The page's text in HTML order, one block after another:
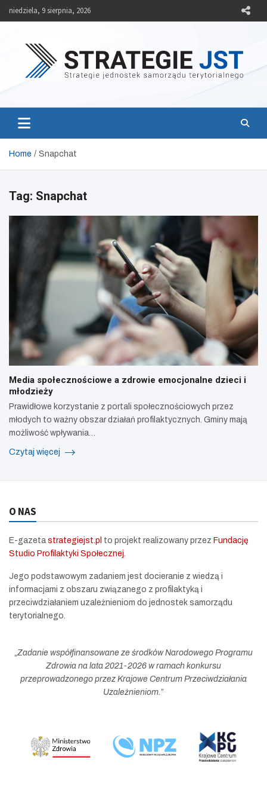
Skipniedziela, 9 sierpnia, 2026
Strategie JST
Home Snapchat
Tag: Snapchat
Media społecznościowe a zdrowie emocjonalne dzieci i
młodzieży
Prawidłowe korzystanie z portali społecznościowych przez
młodych to ważny obszar działań profilaktycznych. Gminy mają
możliwość wpływania…
Czytaj więcej
O NAS
E-gazeta strategiejst.pl to projekt realizowany przez Fundację
Studio Profilaktyki Społecznej
Jego podstawowym zadaniem jest docieranie z wiedzą i
informacjami z obszaru związanego z profilaktyką i
przeciwdziałaniem uzależnieniom do jednostek samorządu
terytorialnego.
Zadanie współfinansowane ze środków Narodowego Programu
Zdrowia na lata 2021-2026 w ramach konkursu
przeprowadzonego przez Krajowe Centrum Przeciwdziałania
Uzależnieniom. ”